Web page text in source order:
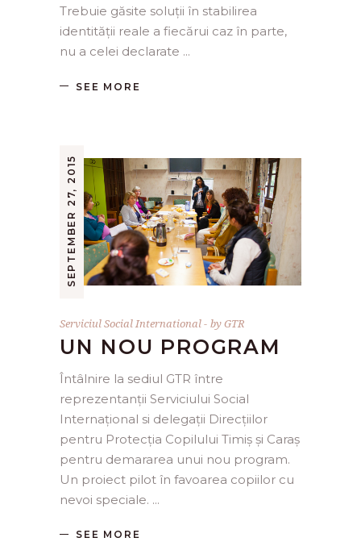
Trebuie găsite soluții în stabilirea
identității reale a fiecărui caz în parte,
nu a celei declarate
SEE MORE
SEPTEMBER 27, 2015
Serviciul Social International byGTR
UN NOU PROGRAM
Întâlnire la sediul GTR între
reprezentanții Serviciului Social
Internațional si delegații Direcțiilor
pentru Protecția Copilului Timiș și Caraș
pentru demararea unui nou program.
Un proiect pilot în favoarea copiilor cu
nevoi speciale.
SEE MORE